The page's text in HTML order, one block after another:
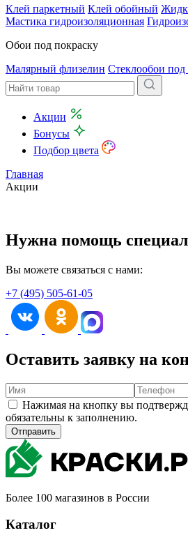
Клей паркетный Клей обойный
Мастика гидроизоляционная
Обои под покраску
Малярный флизелин Стеклообои под
Акции
Бонусы
Подбор цвета
Главная
Акции
Нужна помощь
Вы можете связаться с нами:
+7 (495) 505-61-05
Оставить заявку на
Нажимая на кнопку вы
обязательны к заполнению.
Отправить
Более 100 магазинов в России
Каталог